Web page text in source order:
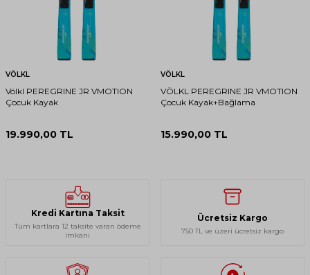
VÖLKL
Völkl PEREGRINE JR VMOTION
Çocuk Kayak
19.990,00 TL
VÖLKL
VÖLKL PEREGRINE JR VMOTION
Çocuk Kayak+Bağlama
15.990,00 TL
Kredi Kartına Taksit
Tüm kartlara 12 taksite varan ödeme
imkanı
Ücretsiz Kargo
750 TL ve üzeri ücretsiz kargo